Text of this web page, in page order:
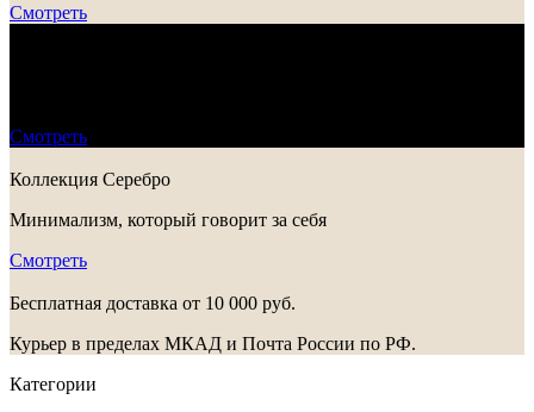
Смотреть
Смотреть
Коллекция Серебро
Минимализм, который говорит за себя
Смотреть
Бесплатная доставка от 10 000 руб.
Курьер в пределах МКАД и Почта России по РФ.
Категории